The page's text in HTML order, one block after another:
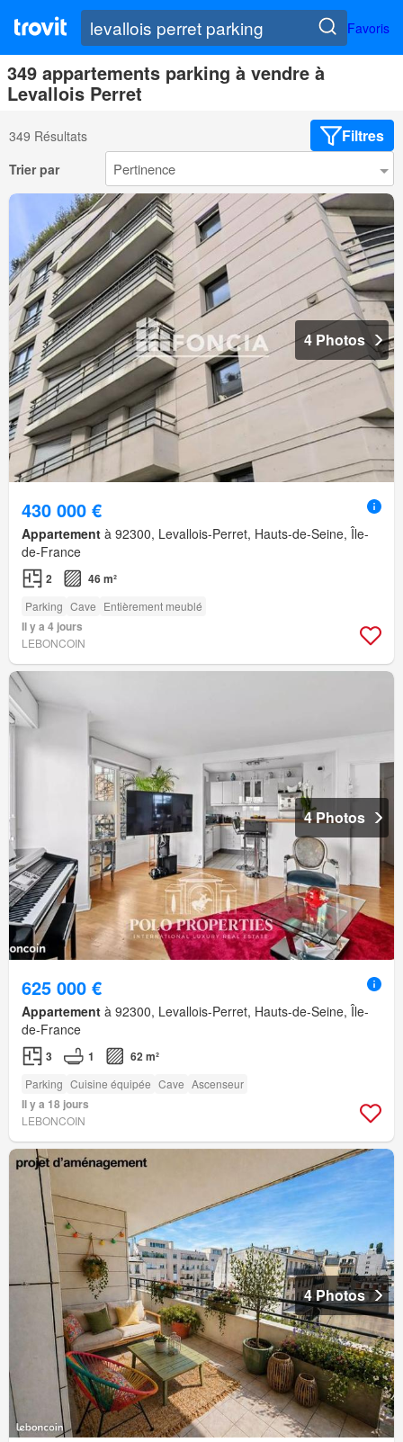
Favoris
349 appartements parking à vendre à
Levallois Perret
349 Résultats Filtres
Trier par
4 Photos
430 000 €
Appartement à 92300, Levallois-Perret, Hauts-de-Seine, Île-
de-France
2 46 m²
Parking Cave Entièrement meublé
Il y a 4 jours
LEBONCOIN
4 Photos
625 000 €
Appartement à 92300, Levallois-Perret, Hauts-de-Seine, Île-
de-France
3 1 62 m²
Parking Cuisine équipée Cave Ascenseur
Il y a 18 jours
LEBONCOIN
4 Photos